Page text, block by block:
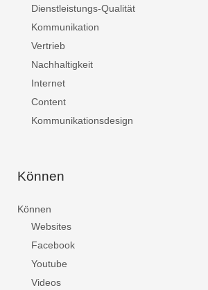
Dienstleistungs-Qualität
Kommunikation
Vertrieb
Nachhaltigkeit
Internet
Content
Kommunikationsdesign
Können
Können
Websites
Facebook
Youtube
Videos